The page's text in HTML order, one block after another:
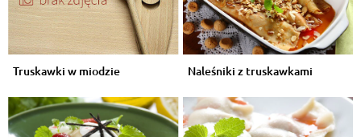
Truskawki w miodzie Naleśniki z truskawkami